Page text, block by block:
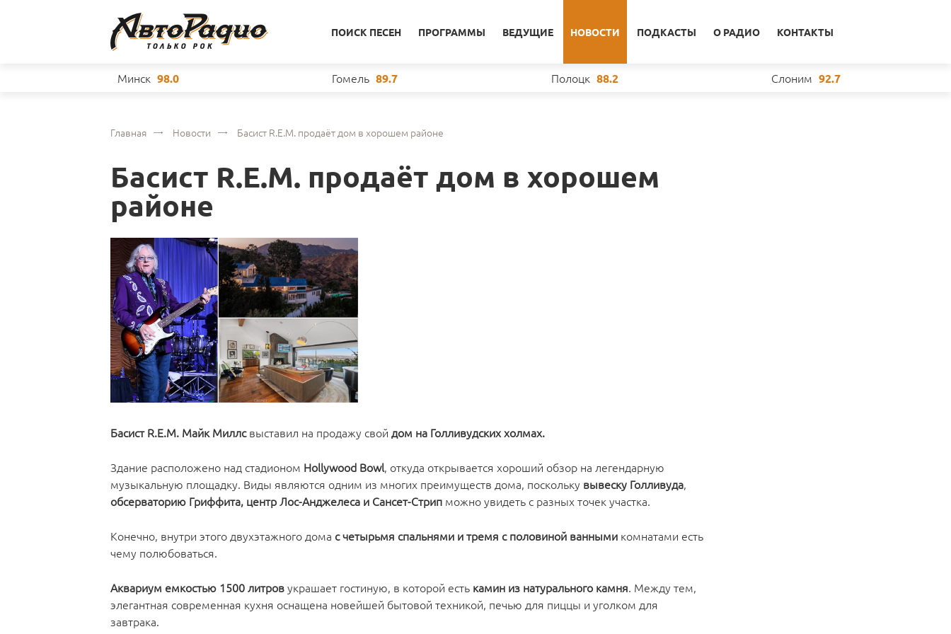
ПОИСК ПЕСЕН ПРОГРАММЫ ВЕДУЩИЕ НОВОСТИ ПОДКАСТЫ О РАДИО КОНТАКТЫ
Минск 98.0 Гомель 89.7 Полоцк 88.2 Слоним 92.7
Главная Новости Басист R.E.M. продаёт дом в хорошем районе
Басист R.E.M. продаёт дом в хорошем
районе
Басист R.E.M. Майк Миллсвыставил на продажу свой дом на Голливудских холмах.
Здание расположено над стадионом Hollywood Bowl, откуда открывается хороший обзор на легендарную
музыкальную площадку. Виды являются одним из многих преимуществ дома, поскольку вывеску Голливуда,
обсерваторию Гриффита, центр Лос-Анджелеса и Сансет-Стрип можно увидеть с разных точек участка.
Конечно, внутри этого двухэтажного дома с четырьмя спальнями и тремя с половиной ванными комнатами есть
чему полюбоваться.
Аквариум емкостью 1500 литровукрашает гостиную, в которой есть камин из натурального камня. Между тем,
элегантная современная кухня оснащена новейшей бытовой техникой, печью для пиццы и уголком для
завтрака.